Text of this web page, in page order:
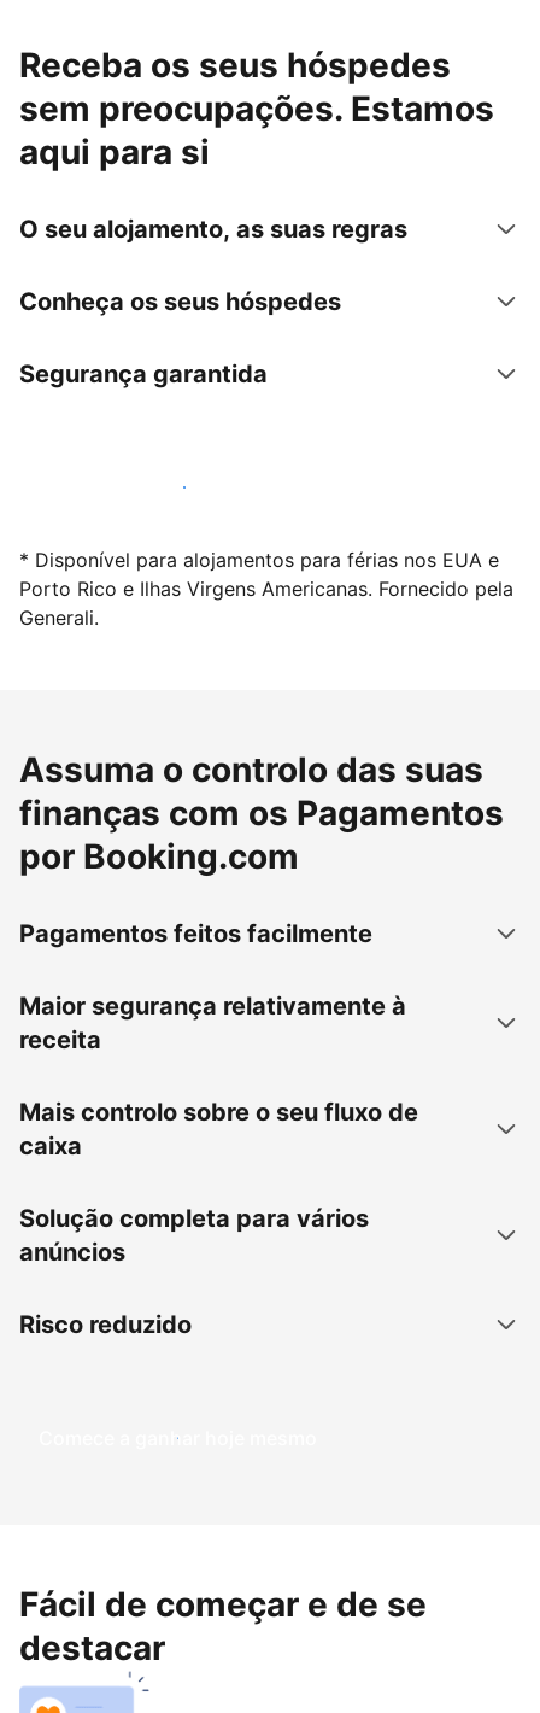
Receba os seus hóspedes
sem preocupações. Estamos
aqui para si
O seu alojamento, as suas regras
Conheça os seus hóspedes
Segurança garantida
Anuncie connosco hoje mesmo
* Disponível para alojamentos para férias nos EUA e
Porto Rico e Ilhas Virgens Americanas. Fornecido pela
Generali.
Assuma o controlo das suas
finanças com os Pagamentos
por Booking.com
Pagamentos feitos facilmente
Maior segurança relativamente à
receita
Mais controlo sobre o seu fluxo de
caixa
Solução completa para vários
anúncios
Risco reduzido
Comece a ganhar hoje mesmo
Fácil de começar e de se
destacar